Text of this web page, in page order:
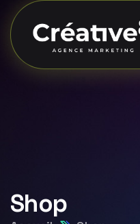
Shop